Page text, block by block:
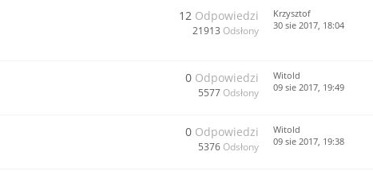
12 Odpowiedzi
21913 Odsłony
Krzysztof
30 sie 2017, 18:04
0 Odpowiedzi
5577 Odsłony
Witold
09 sie 2017, 19:49
0 Odpowiedzi
5376 Odsłony
Witold
09 sie 2017, 19:38